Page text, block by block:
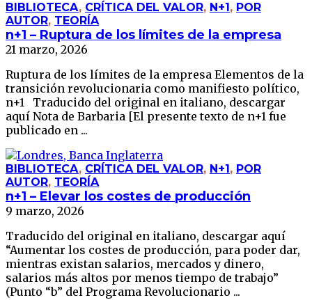
BIBLIOTECA, CRÍTICA DEL VALOR, N+1 , POR
AUTOR, TEORÍA
n+1 – Ruptura de los límites de la empresa
21 marzo, 2026
Ruptura de los límites de la empresa Elementos de la
transición revolucionaria como manifiesto político,
n+1 Traducido del original en italiano, descargar
aquí Nota de Barbaria [El presente texto de n+1 fue
publicado en ...
BIBLIOTECA, CRÍTICA DEL VALOR, N+1 , POR
AUTOR, TEORÍA
n+1 – Elevar los costes de producción
9 marzo, 2026
Traducido del original en italiano, descargar aquí
“Aumentar los costes de producción, para poder dar,
mientras existan salarios, mercados y dinero,
salarios más altos por menos tiempo de trabajo”
(Punto “b” del Programa Revolucionario ...